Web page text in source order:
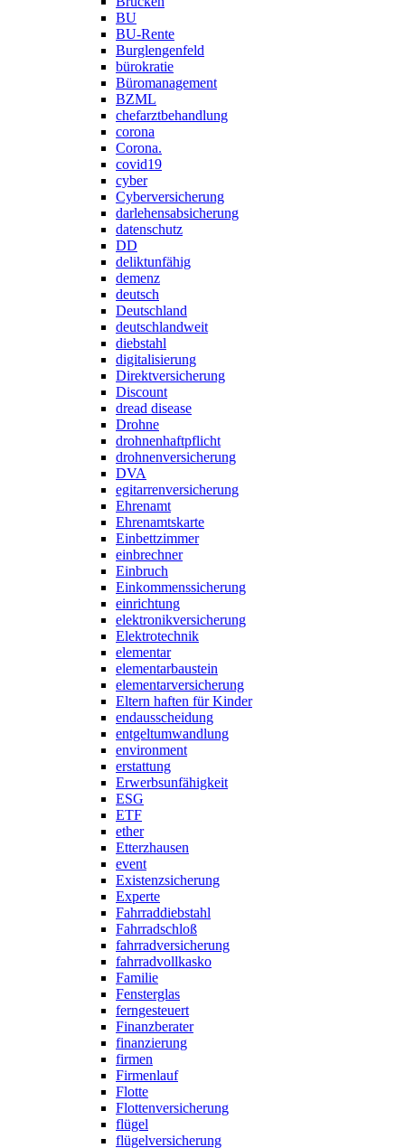
BU
BU-Rente
Burglengenfeld
bürokratie
Büromanagement
BZML
chefarztbehandlung
corona
Corona.
covid19
cyber
Cyberversicherung
darlehensabsicherung
datenschutz
DD
deliktunfähig
demenz
deutsch
Deutschland
deutschlandweit
diebstahl
digitalisierung
Direktversicherung
Discount
dread disease
Drohne
drohnenhaftpflicht
drohnenversicherung
DVA
egitarrenversicherung
Ehrenamt
Ehrenamtskarte
Einbettzimmer
einbrechner
Einbruch
Einkommenssicherung
einrichtung
elektronikversicherung
Elektrotechnik
elementar
elementarbaustein
elementarversicherung
Eltern haften für Kinder
endausscheidung
entgeltumwandlung
environment
erstattung
Erwerbsunfähigkeit
ESG
ETF
ether
Etterzhausen
event
Existenzsicherung
Experte
Fahrraddiebstahl
Fahrradschloß
fahrradversicherung
fahrradvollkasko
Familie
Fensterglas
ferngesteuert
Finanzberater
finanzierung
firmen
Firmenlauf
Flotte
Flottenversicherung
flügel
flügelversicherung